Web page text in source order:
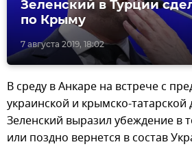
7 августа 2019, 18:02
Зеленский в Турции
по Крыму
В среду в Анкаре на встрече с
украинской и крымско-татарской
Зеленский выразил убеждение в
или поздно вернется в состав